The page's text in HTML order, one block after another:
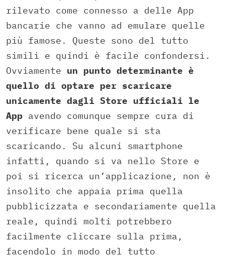
rilevato come connesso a delle App
bancarie che vanno ad emulare quelle
più famose. Queste sono del tutto
simili e quindi è facile confondersi.
Ovviamente un punto determinante è
quello di optare per scaricare
unicamente dagli Store ufficiali le
App avendo comunque sempre cura di
verificare bene quale si sta
scaricando. Su alcuni smartphone
infatti, quando si va nello Store e
poi si ricerca un’applicazione, non è
insolito che appaia prima quella
pubblicizzata e secondariamente quella
reale, quindi molti potrebbero
facilmente cliccare sulla prima,
facendolo in modo del tutto